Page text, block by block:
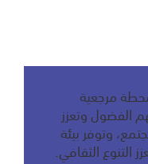
مرجعية
الفضول وتعزز
وتوفر بيئة
التنوع الثقافي.